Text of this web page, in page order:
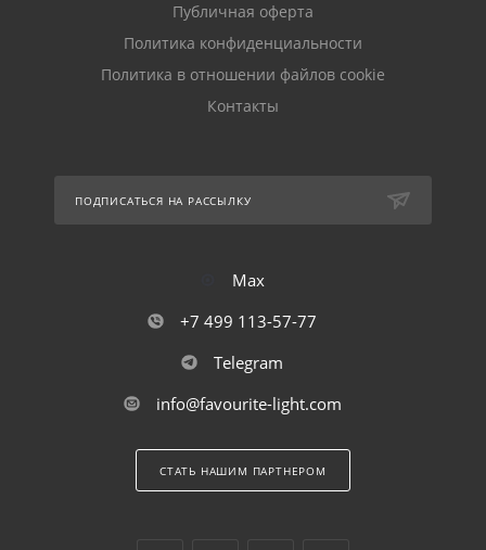
Публичная оферта
Политика конфиденциальности
Политика в отношении файлов cookie
Контакты
ПОДПИСАТЬСЯ НА РАССЫЛКУ
Max
+7 499 113-57-77
Telegram
info@favourite-light.com
СТАТЬ НАШИМ ПАРТНЕРОМ